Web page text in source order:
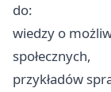
do:
wiedzy o
społecznych,
przykładów